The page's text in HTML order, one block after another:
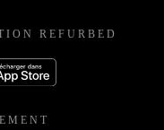
REFURBED